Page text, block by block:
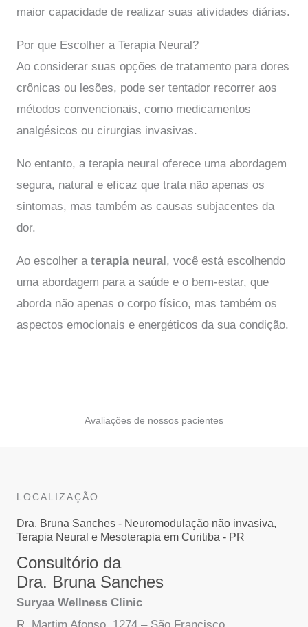
maior capacidade de realizar suas atividades diárias.
Por que Escolher a Terapia Neural?
Ao considerar suas opções de tratamento para dores
crônicas ou lesões, pode ser tentador recorrer aos
métodos convencionais, como medicamentos
analgésicos ou cirurgias invasivas.
No entanto, a terapia neural oferece uma abordagem
segura, natural e eficaz que trata não apenas os
sintomas, mas também as causas subjacentes da
dor.
Ao escolher a terapia neural, você está escolhendo
uma abordagem para a saúde e o bem-estar, que
aborda não apenas o corpo físico, mas também os
aspectos emocionais e energéticos da sua condição.
Avaliações de nossos pacientes
LOCALIZAÇÃO
Dra. Bruna Sanches - Neuromodulação não invasiva,
Terapia Neural e Mesoterapia em Curitiba - PR
Consultório da
Dra. Bruna Sanches
Suryaa Wellness Clinic
R. Martim Afonso, 1274 – São Francisco